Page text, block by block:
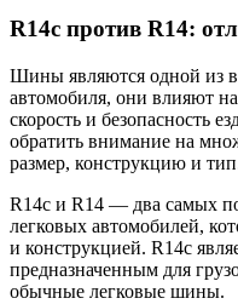
R14c против R14:
Шины являются одной из
автомобиля, они влияют
скорость и безопасность
обратить внимание на
размер, конструкцию и
R14c и R14 — два самых
легковых автомобилей,
и конструкцией. R14c
предназначенным для
обычные легковые шины.